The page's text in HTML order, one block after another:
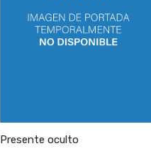
Presente oculto